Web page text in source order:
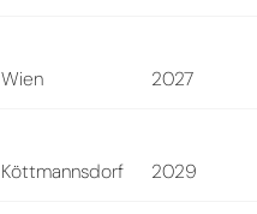
Wien 2027
Köttmannsdorf 2029